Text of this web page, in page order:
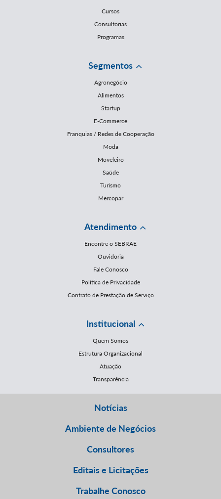
Cursos
Consultorias
Programas
Segmentos
Agronegócio
Alimentos
Startup
E-Commerce
Franquias / Redes de Cooperação
Moda
Moveleiro
Saúde
Turismo
Mercopar
Atendimento
Encontre o SEBRAE
Ouvidoria
Fale Conosco
Política de Privacidade
Contrato de Prestação de Serviço
Institucional
Quem Somos
Estrutura Organizacional
Atuação
Transparência
Notícias
Ambiente de Negócios
Consultores
Editais e Licitações
Trabalhe Conosco